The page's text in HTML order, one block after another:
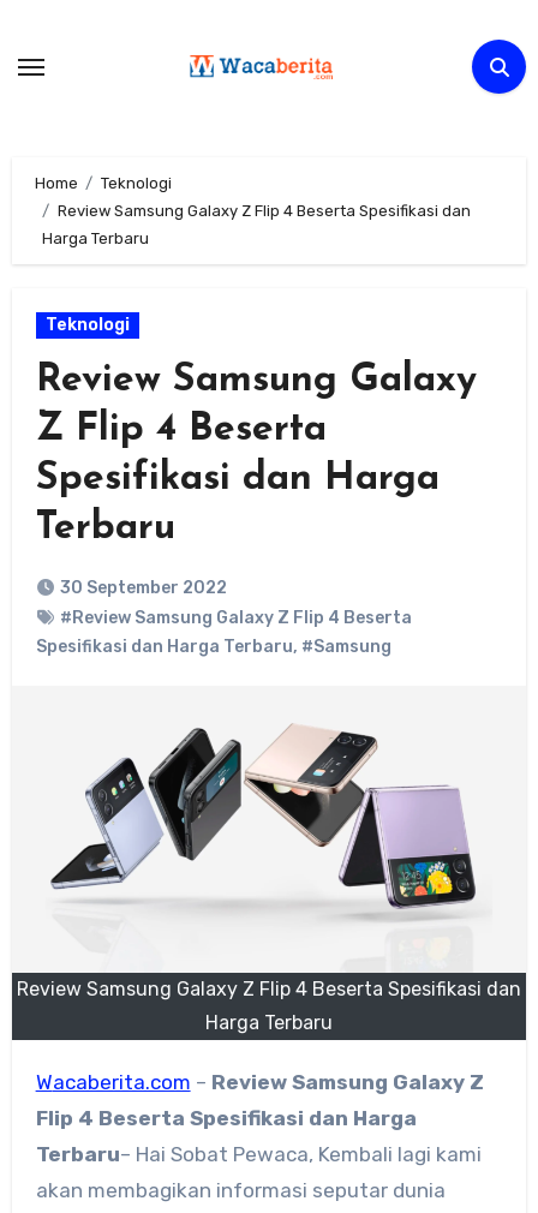
content
Home
Teknologi
Review Samsung Galaxy Z Flip 4 Beserta Spesifikasi dan
Harga Terbaru
Teknologi
Review Samsung Galaxy
Z Flip 4 Beserta
Spesifikasi dan Harga
Terbaru
30 September 2022
#Review Samsung Galaxy Z Flip 4 Beserta
Spesifikasi dan Harga Terbaru, #Samsung
Review Samsung Galaxy Z Flip 4 Beserta Spesifikasi dan
Harga Terbaru
Wacaberita.com – Review Samsung Galaxy Z
Flip 4 Beserta Spesifikasi dan Harga
Terbaru– Hai Sobat Pewaca, Kembali lagi kami
akan membagikan informasi seputar dunia